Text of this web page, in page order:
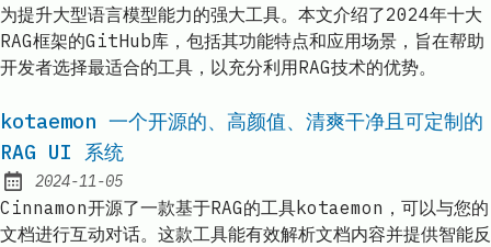
为提升大型语言模型能力的强大工具。本文介绍了2024年十大
RAG框架的GitHub库，包括其功能特点和应用场景，旨在帮助
开发者选择最适合的工具，以充分利用RAG技术的优势。
kotaemon 一个开源的、高颜值、清爽干净且可定制的
RAG UI 系统
Published:
2024-11-05
Cinnamon开源了一款基于RAG的工具kotaemon，可以与您的
文档进行互动对话。这款工具能有效解析文档内容并提供智能反